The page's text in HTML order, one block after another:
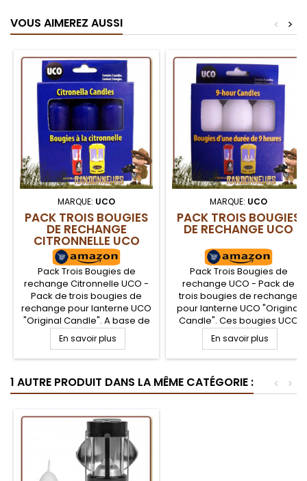
VOUS AIMEREZ AUSSI >
<
MARQUE: UCO
PACK TROIS BOUGIES
DE RECHANGE
CITRONNELLE UCO
Pack Trois Bougies de
rechange Citronnelle UCO -
Pack de trois bougies de
rechange pour lanterne UCO
"Original Candle". A base de
citronnelle, ces bougies UCO
permettent à la fois un
éclairage pendant 9 heures,
action répulsive contre les
moustiques en bivouac
En savoir plus
MARQUE: UCO
PACK TROIS BOUGIES
DE RECHANGE UCO
Pack Trois Bougies de
rechange UCO - Pack de
trois bougies de rechange
pour lanterne UCO "Original
Candle". Ces bougies UCO
permettent à la fois un
éclairage naturel et
chaleureux pendant près 9
camping bushcraft nature
En savoir plus
1 AUTRE PRODUIT DANS LA MÊME CATÉGORIE : >
<